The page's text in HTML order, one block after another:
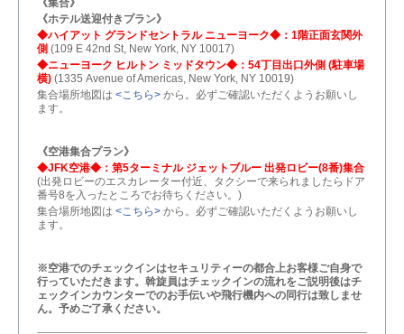
《集合》
《ホテル送迎付きプラン》
◆ハイアット グランドセントラル ニューヨーク◆：1階正面玄関外
側 (109 E 42nd St, New York, NY 10017)
◆ニューヨーク ヒルトン ミッドタウン◆：54丁目出口外側 (駐車場
横) (1335 Avenue of Americas, New York, NY 10019)
集合場所地図は <こちら> から。必ずご確認いただくようお願いし
ます。
《空港集合プラン》
◆JFK空港◆：第5ターミナル ジェットブルー 出発ロビー(8番)集合
(出発ロビーのエスカレーター付近、タクシーで来られましたらドア
番号8を入ったところでお待ちください。)
集合場所地図は <こちら> から。必ずご確認いただくようお願いし
ます。
※空港でのチェックインはセキュリティーの都合上お客様ご自身で
行っていただきます。斡旋員はチェックインの流れをご説明後はチ
ェックインカウンターでのお手伝いや飛行機内への同行は致しませ
ん。予めご了承ください。